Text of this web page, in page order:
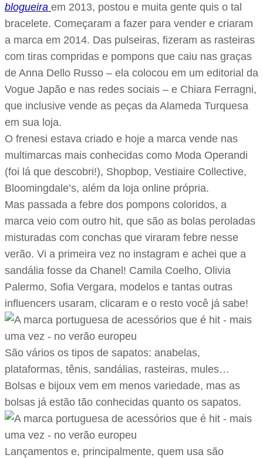
blogueira em 2013, postou e muita gente quis o tal
bracelete. Começaram a fazer para vender e criaram
a marca em 2014. Das pulseiras, fizeram as rasteiras
com tiras compridas e pompons que caiu nas graças
de Anna Dello Russo – ela colocou em um editorial da
Vogue Japão e nas redes sociais – e Chiara Ferragni,
que inclusive vende as peças da Alameda Turquesa
em sua loja.
O frenesi estava criado e hoje a marca vende nas
multimarcas mais conhecidas como Moda Operandi
(foi lá que descobri!), Shopbop, Vestiaire Collective,
Bloomingdale’s, além da loja online própria.
Mas passada a febre dos pompons coloridos, a
marca veio com outro hit, que são as bolas peroladas
misturadas com conchas que viraram febre nesse
verão. Vi a primeira vez no instagram e achei que a
sandália fosse da Chanel! Camila Coelho, Olivia
Palermo, Sofia Vergara, modelos e tantas outras
influencers usaram, clicaram e o resto você já sabe!
São vários os tipos de sapatos: anabelas,
plataformas, tênis, sandálias, rasteiras, mules…
Bolsas e bijoux vem em menos variedade, mas as
bolsas já estão tão conhecidas quanto os sapatos.
Lançamentos e, principalmente, quem usa são